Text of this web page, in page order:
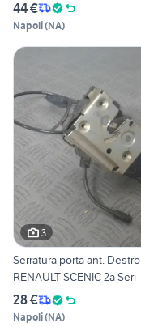
44 €
Napoli(NA)
3
Serratura porta ant. Destro
RENAULT SCENIC 2a Seri
28 €
Napoli(NA)